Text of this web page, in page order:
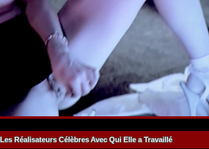
Les Réalisateurs Célèbres Avec Qui Elle a Travaillé